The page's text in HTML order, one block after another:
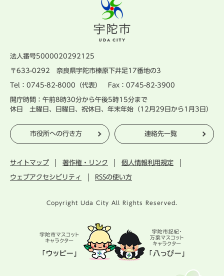
法人番号5000020292125
〒633-0292 奈良県宇陀市榛原下井足17番地の3
Tel：0745-82-8000（代表） Fax：0745-82-3900
開庁時間：午前8時30分から午後5時15分まで
休日 土曜日、日曜日、祝休日、年末年始（12月29日から1月3日）
市役所への行き方 連絡先一覧
サイトマップ 著作権・リンク 個人情報利用規定
ウェブアクセシビリティ RSSの使い方
Copyright Uda City All Rights Reserved.